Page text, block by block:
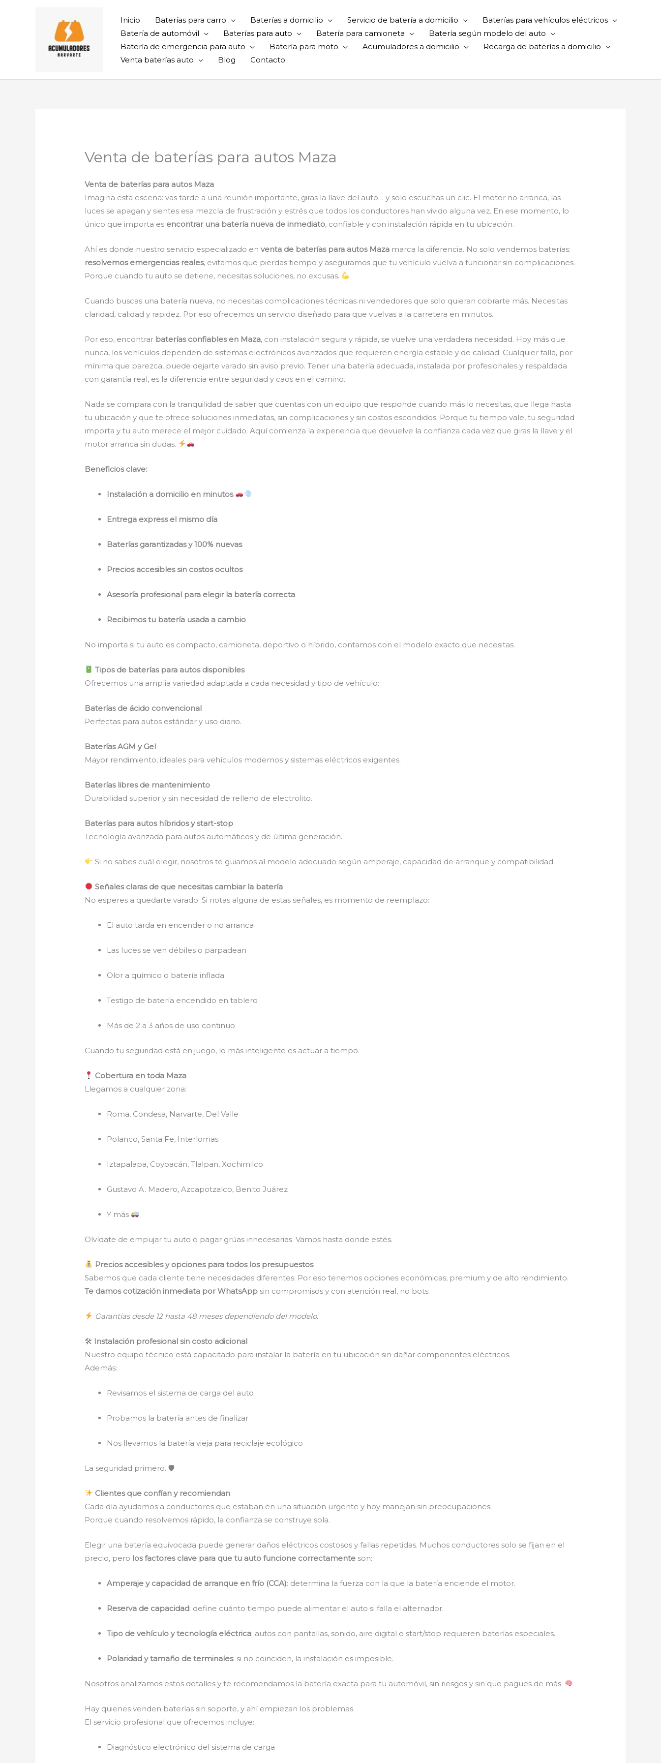
Inicio Baterías para carro Baterías a domicilio Servicio de batería a domicilio
Baterías para vehículos eléctricos
Batería de automóvil
Baterías para auto Batería para camioneta
Batería según modelo del auto
Batería de emergencia para auto
Batería para moto Acumuladores a domicilio
Recarga de baterías a domicilio
Venta baterías auto
Blog Contacto
Venta de baterías para autos Maza
Venta de baterías para autos Maza
Imagina esta escena: vas tarde a una reunión importante, giras la llave del auto… y solo escuchas un clic. El motor no arranca, las
luces se apagan y sientes esa mezcla de frustración y estrés que todos los conductores han vivido alguna vez. En ese momento, lo
único que importa es encontrar una batería nueva de inmediato, confiable y con instalación rápida en tu ubicación.
Ahí es donde nuestro servicio especializado enventa de baterías para autos Maza marca la diferencia. No solo vendemos baterías:
resolvemos emergencias reales, evitamos que pierdas tiempo y aseguramos que tu vehículo vuelva a funcionar sin complicaciones.
Porque cuando tu auto se detiene, necesitas soluciones, no excusas.
Cuando buscas una batería nueva, no necesitas complicaciones técnicas ni vendedores que solo quieran cobrarte más. Necesitas
claridad, calidad y rapidez. Por eso ofrecemos un servicio diseñado para que vuelvas a la carretera en minutos.
Por eso, encontrar baterías confiables en Maza, con instalación segura y rápida, se vuelve una verdadera necesidad. Hoy más que
nunca, los vehículos dependen de sistemas electrónicos avanzados que requieren energía estable y de calidad. Cualquier falla, por
mínima que parezca, puede dejarte varado sin aviso previo. Tener una batería adecuada, instalada por profesionales y respaldada
con garantía real, es la diferencia entre seguridad y caos en el camino.
Nada se compara con la tranquilidad de saber que cuentas con un equipo que responde cuando más lo necesitas, que llega hasta
tu ubicación y que te ofrece soluciones inmediatas, sin complicaciones y sin costos escondidos. Porque tu tiempo vale, tu seguridad
importa y tu auto merece el mejor cuidado. Aquí comienza la experiencia que devuelve la confianza cada vez que giras la llave y el
motor arranca sin dudas.
Beneficios clave:
Instalación a domicilio en minutos
Entrega express el mismo día
Baterías garantizadas y 100% nuevas
Precios accesibles sin costos ocultos
Asesoría profesional para elegir la batería correcta
Recibimos tu batería usada a cambio
No importa si tu auto es compacto, camioneta, deportivo o híbrido, contamos con el modelo exacto que necesitas.
Tipos de baterías para autos disponibles
Ofrecemos una amplia variedad adaptada a cada necesidad y tipo de vehículo:
Baterías de ácido convencional
Perfectas para autos estándar y uso diario.
Baterías AGM y Gel
Mayor rendimiento, ideales para vehículos modernos y sistemas eléctricos exigentes.
Baterías libres de mantenimiento
Durabilidad superior y sin necesidad de relleno de electrolito.
Baterías para autos híbridos y start-stop
Tecnología avanzada para autos automáticos y de última generación.
Si no sabes cuál elegir, nosotros te guiamos al modelo adecuado según amperaje, capacidad de arranque y compatibilidad.
Señales claras de que necesitas cambiar la batería
No esperes a quedarte varado. Si notas alguna de estas señales, es momento de reemplazo:
El auto tarda en encender o no arranca
Las luces se ven débiles o parpadean
Olor a químico o batería inflada
Testigo de batería encendido en tablero
Más de 2 a 3 años de uso continuo
Cuando tu seguridad está en juego, lo más inteligente es actuar a tiempo.
Cobertura en toda Maza
Llegamos a cualquier zona:
Roma, Condesa, Narvarte, Del Valle
Polanco, Santa Fe, Interlomas
Iztapalapa, Coyoacán, Tlalpan, Xochimilco
Gustavo A. Madero, Azcapotzalco, Benito Juárez
Y más
Olvídate de empujar tu auto o pagar grúas innecesarias. Vamos hasta donde estés.
Precios accesibles y opciones para todos los presupuestos
Sabemos que cada cliente tiene necesidades diferentes. Por eso tenemos opciones económicas, premium y de alto rendimiento.
Te damos cotización inmediata por WhatsApp sin compromisos y con atención real, no bots.
Garantías desde 12 hasta 48 meses dependiendo del modelo.
🛠 Instalación profesional sin costo adicional
Nuestro equipo técnico está capacitado para instalar la batería en tu ubicación sin dañar componentes eléctricos.
Además:
Revisamos el sistema de carga del auto
Probamos la batería antes de finalizar
Nos llevamos la batería vieja para reciclaje ecológico
La seguridad primero. 🛡
Clientes que confían y recomiendan
Cada día ayudamos a conductores que estaban en una situación urgente y hoy manejan sin preocupaciones.
Porque cuando resolvemos rápido, la confianza se construye sola.
Elegir una batería equivocada puede generar daños eléctricos costosos y fallas repetidas. Muchos conductores solo se fijan en el
precio, pero los factores clave para que tu auto funcione correctamente son:
Amperaje y capacidad de arranque en frío (CCA): determina la fuerza con la que la batería enciende el motor.
Reserva de capacidad: define cuánto tiempo puede alimentar el auto si falla el alternador.
Tipo de vehículo y tecnología eléctrica: autos con pantallas, sonido, aire digital o start/stop requieren baterías especiales.
Polaridad y tamaño de terminales: si no coinciden, la instalación es imposible.
Nosotros analizamos estos detalles y te recomendamos la batería exacta para tu automóvil, sin riesgos y sin que pagues de más.
Hay quienes venden baterías sin soporte, y ahí empiezan los problemas.
El servicio profesional que ofrecemos incluye:
Diagnóstico electrónico del sistema de carga